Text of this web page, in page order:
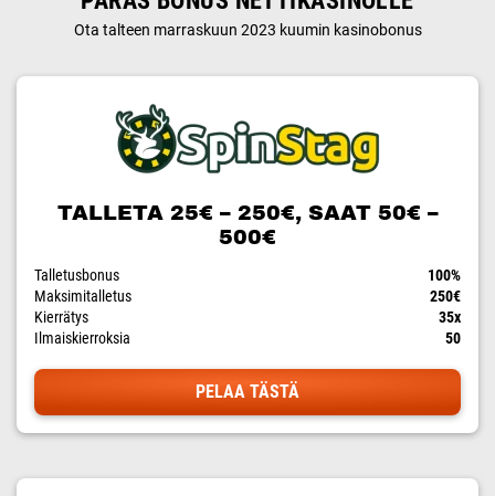
Ota talteen marraskuun 2023 kuumin kasinobonus
TALLETA 25€ – 250€, SAAT 50€ –
500€
Talletusbonus
100%
Maksimitalletus
250€
Kierrätys
35x
Ilmaiskierroksia
50
PELAA TÄSTÄ